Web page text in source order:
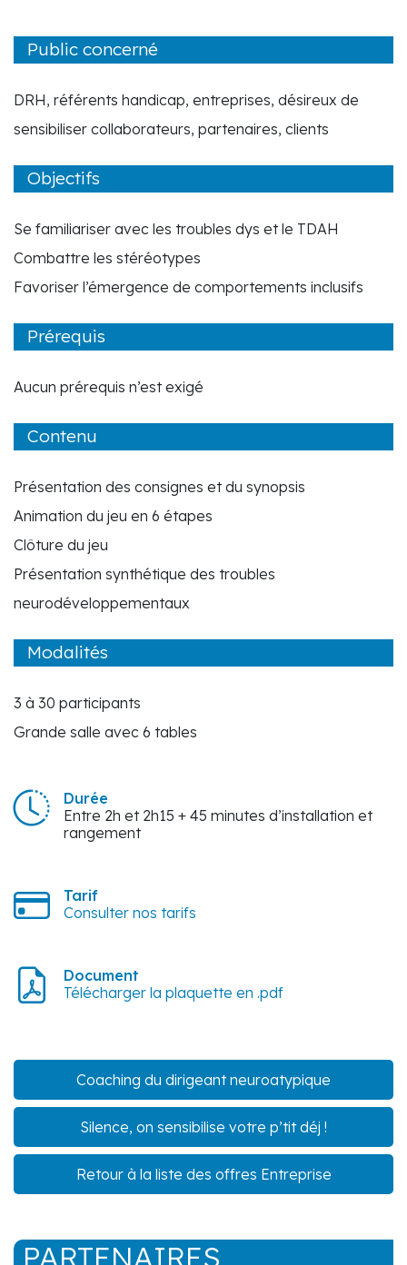
Public concerné
DRH, référents handicap, entreprises, désireux de
sensibiliser collaborateurs, partenaires, clients
Objectifs
Se familiariser avec les troubles dys et le TDAH
Combattre les stéréotypes
Favoriser l’émergence de comportements inclusifs
Prérequis
Aucun prérequis n’est exigé
Contenu
Présentation des consignes et du synopsis
Animation du jeu en 6 étapes
Clôture du jeu
Présentation synthétique des troubles
neurodéveloppementaux
Modalités
3 à 30 participants
Grande salle avec 6 tables
Durée
Entre 2h et 2h15 + 45 minutes d’installation et
rangement
Tarif
Consulter nos tarifs
Document
Télécharger la plaquette en .pdf
Coaching du dirigeant neuroatypique
Silence, on sensibilise votre p’tit déj !
Retour à la liste des offres Entreprise
PARTENAIRES